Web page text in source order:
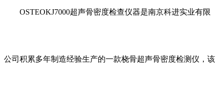
OSTEOKJ7000超声骨密度检查仪器是南京科进实业有限
公司积累多年制造经验生产的一款桡骨超声骨密度检测仪，该